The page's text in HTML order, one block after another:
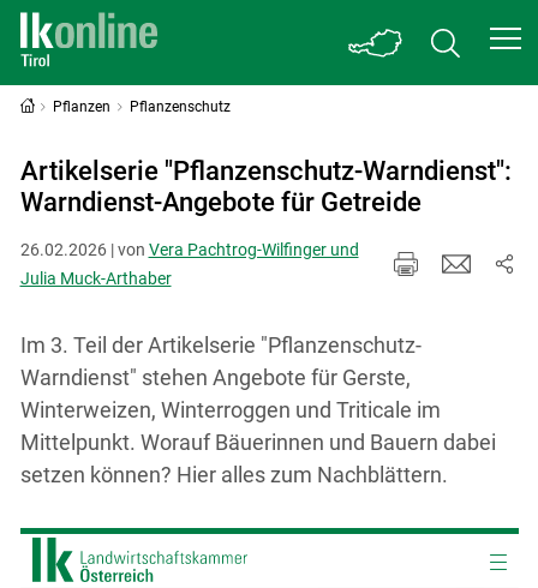
Pflanzen Pflanzenschutz
Artikelserie "Pflanzenschutz-Warndienst":
Warndienst-Angebote für Getreide
26.02.2026 | von Vera Pachtrog-Wilfinger und
Julia Muck-Arthaber
Im 3. Teil der Artikelserie "Pflanzenschutz-
Warndienst" stehen Angebote für Gerste,
Winterweizen, Winterroggen und Triticale im
Mittelpunkt. Worauf Bäuerinnen und Bauern dabei
setzen können? Hier alles zum Nachblättern.